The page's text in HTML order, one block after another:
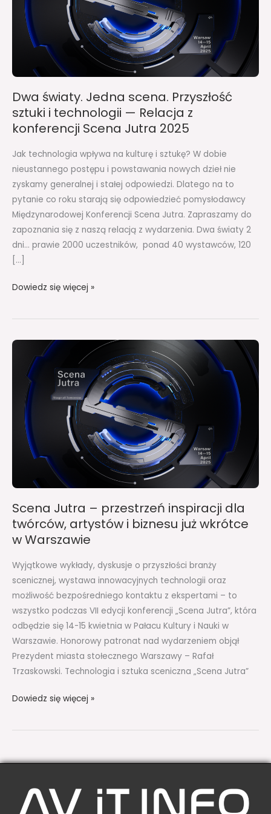
Dwa światy. Jedna scena. Przyszłość
sztuki i technologii — Relacja z
konferencji Scena Jutra 2025
Jak technologia wpływa na kulturę i sztukę? W dobie
nieustannego postępu i powstawania nowych dzieł nie
zyskamy generalnej i stałej odpowiedzi. Dlatego na to
pytanie co roku starają się odpowiedzieć pomysłodawcy
Międzynarodowej Konferencji Scena Jutra. Zapraszamy do
zapoznania się z naszą relacją z wydarzenia. Dwa światy 2
dni… prawie 2000 uczestników, ponad 40 wystawców, 120
[…]
sztuki
technologii
Relacja
konferencji
Scena
Jutra
2025
Dowiedz się więcej »
Scena Jutra – przestrzeń inspiracji dla
twórców, artystów i biznesu już wkrótce
w Warszawie
Wyjątkowe wykłady, dyskusje o przyszłości branży
scenicznej, wystawa innowacyjnych technologii oraz
możliwość bezpośredniego kontaktu z ekspertami – to
wszystko podczas VII edycji konferencji „Scena Jutra”, która
odbędzie się 14-15 kwietnia w Pałacu Kultury i Nauki w
Warszawie. Honorowy patronat nad wydarzeniem objął
Prezydent miasta stołecznego Warszawy – Rafał
Trzaskowski. Technologia i sztuka sceniczna „Scena Jutra”
Scena
Jutra
przestrzeń
inspiracji
twórców,
artystów
biznesu
wkrótce
w
Warszawie
Dowiedz się więcej »